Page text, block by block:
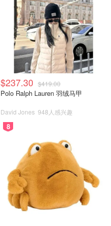
$237.30 $419.00
Polo Ralph Lauren 羽绒马甲
David Jones 948人感兴趣
8